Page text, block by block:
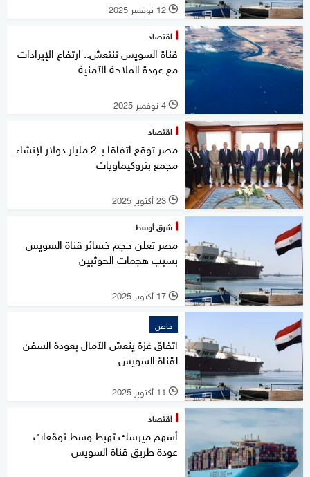
l 12 نوفمبر 2025
اقتصاد
قناة السويس تنتعش.. ارتفاع الإيرادات
مع عودة الملاحة الآمنية
l 4 نوفمبر 2025
اقتصاد
مصر توقع اتفاقا بـ 2 مليار دولار لإنشاء
مجمع بتروكيماويات
l 23 أكتوبر 2025
شرق أوسط
مصر تعلن حجم خسائر قناة السويس
بسبب هجمات الحوثيين
l 17 أكتوبر 2025
خاص
اتفاق غزة ينعش الآمال بعودة السفن
لقناة السويس
l 11 أكتوبر 2025
اقتصاد
أسهم ميرسك تهبط وسط توقعات
عودة طريق قناة السويس